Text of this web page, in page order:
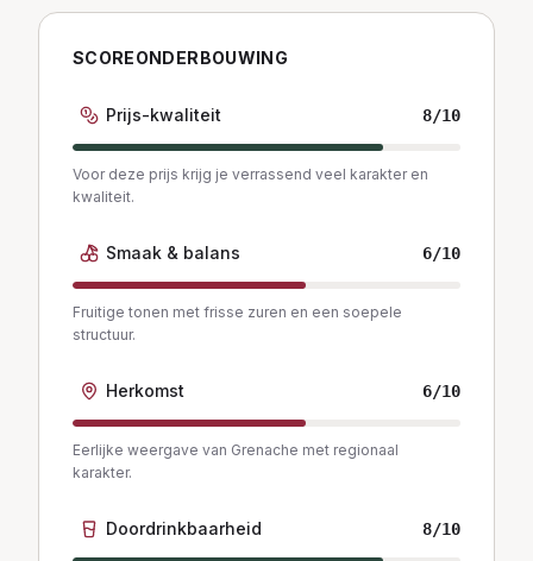
SCOREONDERBOUWING
Prijs-kwaliteit 8/10
Voor deze prijs krijg je verrassend veel karakter en
kwaliteit.
Smaak & balans 6/10
Fruitige tonen met frisse zuren en een soepele
structuur.
Herkomst 6/10
Eerlijke weergave van Grenache met regionaal
karakter.
Doordrinkbaarheid 8/10